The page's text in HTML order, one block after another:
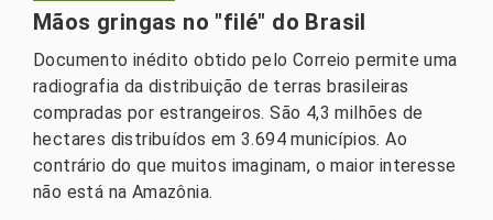
Mãos gringas no "filé" do Brasil
Documento inédito obtido pelo Correio permite uma
radiografia da distribuição de terras brasileiras
compradas por estrangeiros. São 4,3 milhões de
hectares distribuídos em 3.694 municípios. Ao
contrário do que muitos imaginam, o maior interesse
não está na Amazônia.